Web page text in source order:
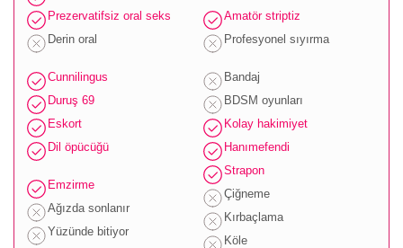
Prezervatifsiz oral seks
Derin oral
Cunnilingus
Duruş 69
Eskort
Dil öpücüğü
Emzirme
Ağızda sonlanır
Yüzünde bitiyor
Amatör striptiz
Profesyonel sıyırma
Bandaj
BDSM oyunları
Kolay hakimiyet
Hanımefendi
Strapon
Çiğneme
Kırbaçlama
Köle